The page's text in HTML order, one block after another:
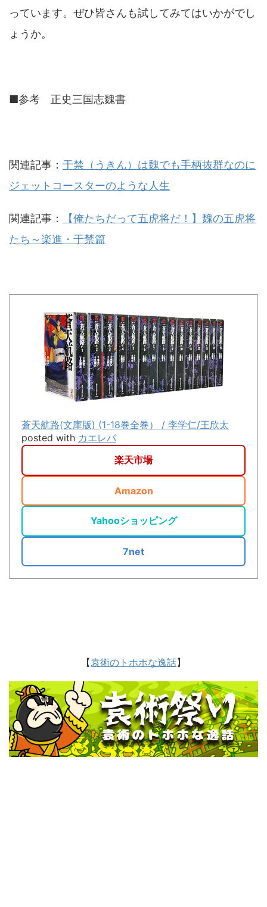
っています。ぜひ皆さんも試してみてはいかがでし
ょうか。
■参考 正史三国志魏書
関連記事： 于禁（うきん）は魏でも手柄抜群なのに
ジェットコースターのような人生
関連記事：
【俺たちだって五虎将だ！】魏の五虎将
たち～楽進・于禁篇
蒼天航路(文庫版) (1-18巻全巻） / 李学仁/王欣太
posted with カエレバ
楽天市場
Amazon
Yahooショッピング
7net
【袁術のトホホな逸話】